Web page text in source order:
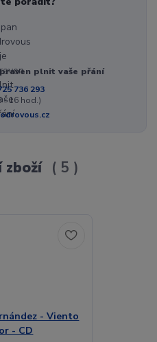
plnit vaše přání
736 293
- 16 hod.)
zboží 5